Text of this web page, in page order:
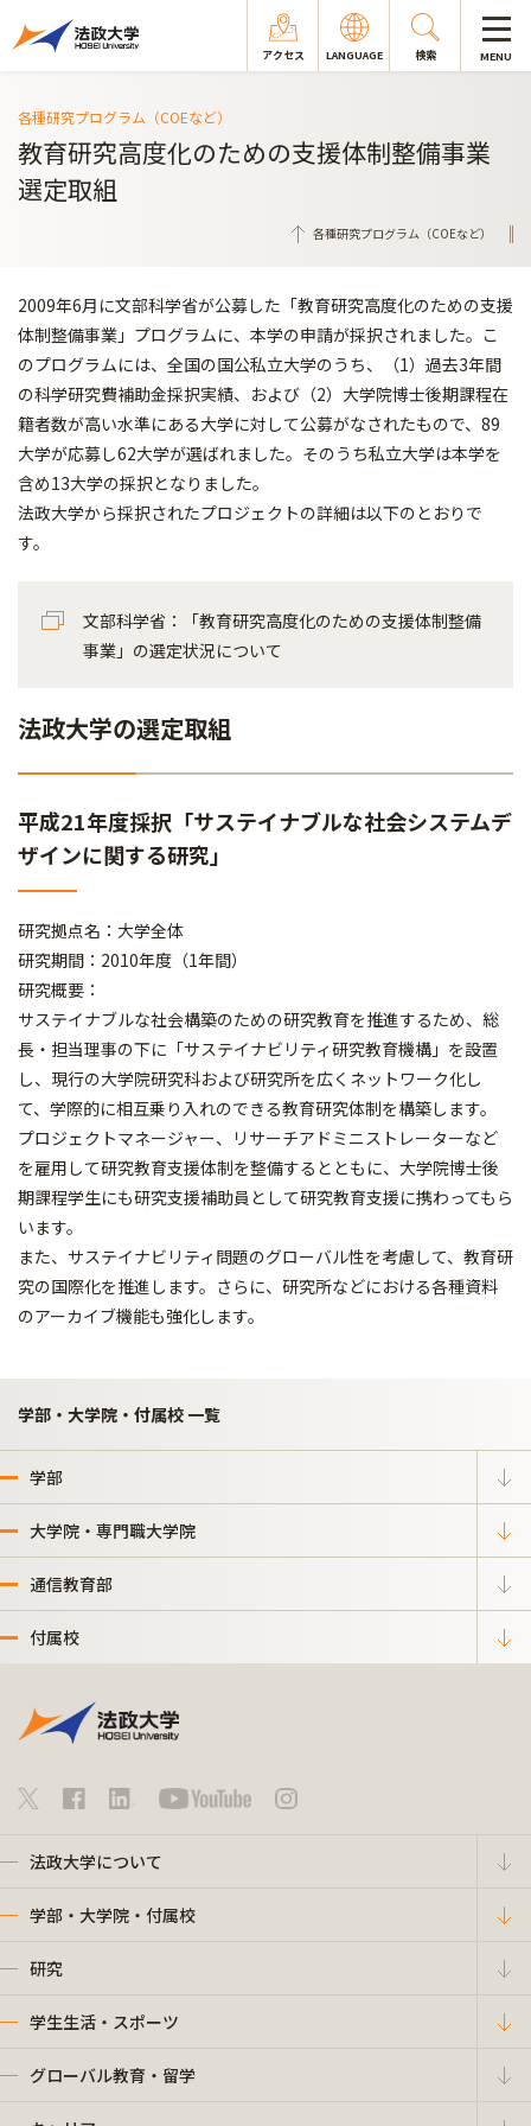
アクセス LANGUAGE 検索 MENU
各種研究プログラム（COEなど）
教育研究高度化のための支援体制整備事業
選定取組
各種研究プログラム（COEなど）
2009年6月に文部科学省が公募した「教育研究高度化のための支援
体制整備事業」プログラムに、本学の申請が採択されました。こ
のプログラムには、全国の国公私立大学のうち、（1）過去3年間
の科学研究費補助金採択実績、および（2）大学院博士後期課程在
籍者数が高い水準にある大学に対して公募がなされたもので、89
大学が応募し62大学が選ばれました。そのうち私立大学は本学を
含め13大学の採択となりました。
法政大学から採択されたプロジェクトの詳細は以下のとおりで
す。
文部科学省：「教育研究高度化のための支援体制整備
事業」の選定状況について
法政大学の選定取組
平成21年度採択「サステイナブルな社会システムデ
ザインに関する研究」
研究拠点名：大学全体
研究期間：2010年度（1年間）
研究概要：
サステイナブルな社会構築のための研究教育を推進するため、総
長・担当理事の下に「サステイナビリティ研究教育機構」を設置
し、現行の大学院研究科および研究所を広くネットワーク化し
て、学際的に相互乗り入れのできる教育研究体制を構築します。
プロジェクトマネージャー、リサーチアドミニストレーターなど
を雇用して研究教育支援体制を整備するとともに、大学院博士後
期課程学生にも研究支援補助員として研究教育支援に携わってもら
います。
また、サステイナビリティ問題のグローバル性を考慮して、教育研
究の国際化を推進します。さらに、研究所などにおける各種資料
のアーカイブ機能も強化します。
学部・大学院・付属校 一覧
学部
大学院・専門職大学院
通信教育部
付属校
法政大学について
学部・大学院・付属校
研究
学生生活・スポーツ
グローバル教育・留学